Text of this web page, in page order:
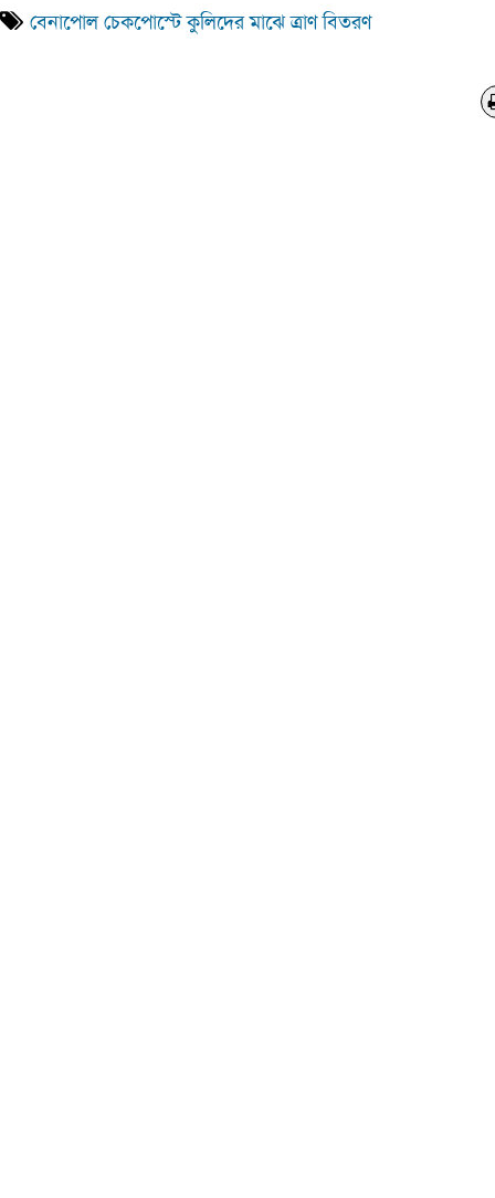
বেনাপোল চেকপোস্টে কুলিদের মাঝে ত্রাণ বিতরণ